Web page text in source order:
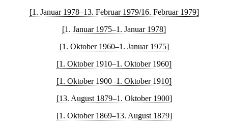
[1. Januar 1978–13. Februar 1979/16. Februar 1979]
[1. Januar 1975–1. Januar 1978]
[1. Oktober 1960–1. Januar 1975]
[1. Oktober 1910–1. Oktober 1960]
[1. Oktober 1900–1. Oktober 1910]
[13. August 1879–1. Oktober 1900]
[1. Oktober 1869–13. August 1879]